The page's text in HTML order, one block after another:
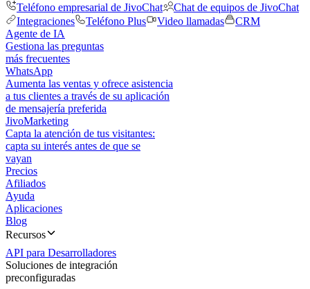
Teléfono empresarial de JivoChat
Chat de equipos de JivoChat
Integraciones
Teléfono Plus Video llamadas
CRM
Agente de IA
Gestiona las preguntas
más frecuentes
WhatsApp
Aumenta las ventas y ofrece asistencia
a tus clientes a través de su aplicación
de mensajería preferida
JivoMarketing
Capta la atención de tus visitantes:
capta su interés antes de que se
vayan
Precios
Afiliados
Ayuda
Aplicaciones
Blog
Recursos
API para Desarrolladores
Soluciones de integración
preconfiguradas